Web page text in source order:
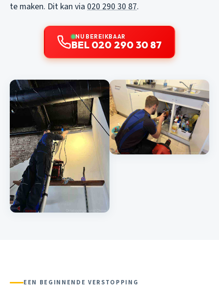
te maken. Dit kan via 020 290 30 87.
NU BEREIKBAAR
BEL 020 290 30 87
EEN BEGINNENDE VERSTOPPING